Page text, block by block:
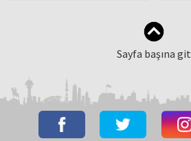
Sayfa başına git